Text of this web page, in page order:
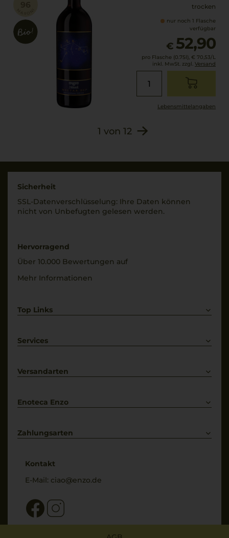
trocken
nur noch 1 Flasche
verfügbar
€ 52,90
pro Flasche (0.75l), € 70,53/L
inkl. MwSt. zzgl. Versand
Lebensmittel­angaben
1 von 12
Sicherheit
SSL-Daten­verschlüs­selung: Ihre Daten können
nicht von Unbe­fugten gelesen werden.
Hervorragend
Über 10.000 Bewertungen auf
Mehr Informationen
Top Links
Weißwein
Services
Kontakt
Versandarten
Enoteca Enzo
Bewertungs-Richtlinien
Zahlungsarten
Kontakt
E-Mail: ciao@enzo.de